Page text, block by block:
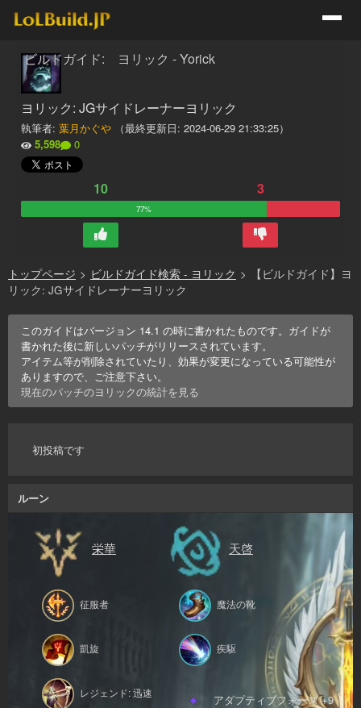
ビルドガイド: ヨリック - Yorick
ヨリック: JGサイドレーナーヨリック
執筆者: 葉月かぐや （最終更新日: 2024-06-29 21:33:25）
5,598
0
10 3
77%
トップページ > ビルドガイド検索 - ヨリック >
【ビルドガイド】ヨ
リック: JGサイドレーナーヨリック
このガイドはバージョン 14.1 の時に書かれたものです。ガイドが
書かれた後に新しいパッチがリリースされています。
アイテム等が削除されていたり、効果が変更になっている可能性が
ありますので、ご注意下さい。
現在のパッチのヨリックの統計を見る
初投稿です
ルーン
栄華
征服者
凱旋
レジェンド: 迅速
天啓
魔法の靴
疾駆
アダプティブフォース +9